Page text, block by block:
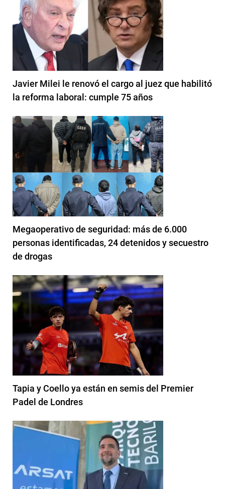
Javier Milei le renovó el cargo al juez que habilitó
la reforma laboral: cumple 75 años
Megaoperativo de seguridad: más de 6.000
personas identificadas, 24 detenidos y secuestro
de drogas
Tapia y Coello ya están en semis del Premier
Padel de Londres